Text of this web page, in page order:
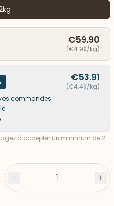
€59.90
(€4.99/kg)
€53.91
(€4.49/kg)
commandes
à accepter un minimum de 2
Moins 1